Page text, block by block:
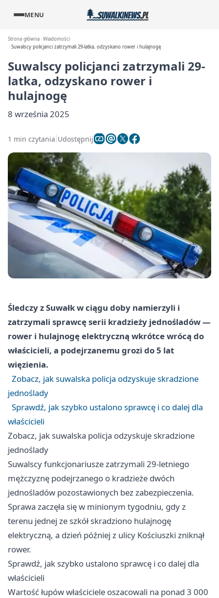
MENU
Strona główna Wiadomości
Suwalscy policjanci zatrzymali 29-latka, odzyskano rower i hulajnogę
Suwalscy policjanci zatrzymali 29-
latka, odzyskano rower i
hulajnogę
8 września 2025
1 min czytania Udostępnij
Śledczy z Suwałk w ciągu doby namierzyli i
zatrzymali sprawcę serii kradzieży jednośladów —
rower i hulajnogę elektryczną wkrótce wrócą do
właścicieli, a podejrzanemu grozi do 5 lat
więzienia.
Zobacz, jak suwalska policja odzyskuje skradzione
jednoślady
Sprawdź, jak szybko ustalono sprawcę i co dalej dla
właścicieli
Zobacz, jak suwalska policja odzyskuje skradzione
jednoślady
Suwalscy funkcjonariusze zatrzymali 29-letniego
mężczyznę podejrzanego o kradzieże dwóch
jednośladów pozostawionych bez zabezpieczenia.
Sprawa zaczęła się w minionym tygodniu, gdy z
terenu jednej ze szkół skradziono hulajnogę
elektryczną, a dzień później z ulicy Kościuszki zniknął
rower.
Sprawdź, jak szybko ustalono sprawcę i co dalej dla
właścicieli
Wartość łupów właściciele oszacowali na ponad 3 000